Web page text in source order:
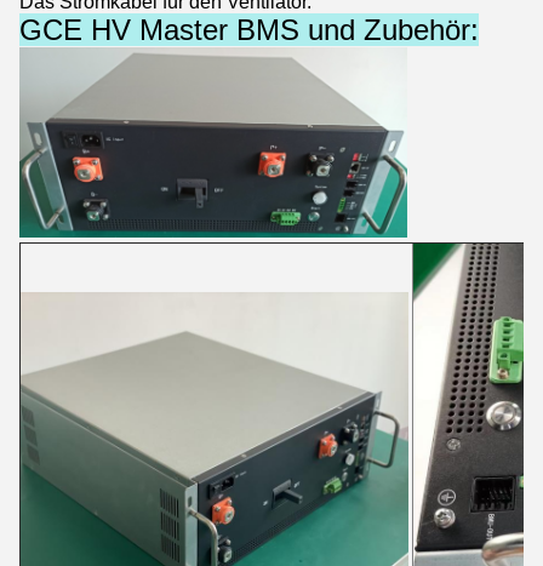
GCE HV Master BMS und Zubehör: